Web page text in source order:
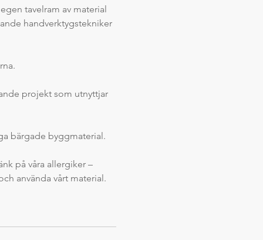
tavelram av material
handverktygstekniker
projekt som utnyttjar
bärgade byggmaterial.
på våra allergiker –
använda vårt material.